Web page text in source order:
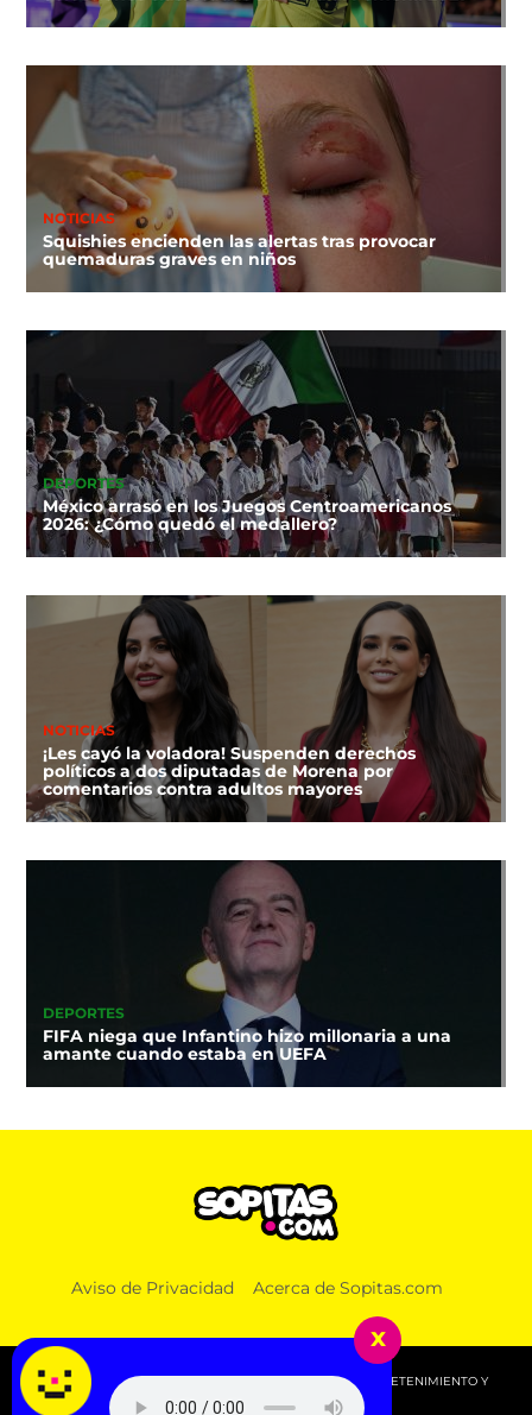
NOTICIAS
Squishies encienden las alertas tras provocar
quemaduras graves en niños
DEPORTES
México arrasó en los Juegos Centroamericanos
2026: ¿Cómo quedó el medallero?
NOTICIAS
¡Les cayó la voladora! Suspenden derechos
políticos a dos diputadas de Morena por
comentarios contra adultos mayores
DEPORTES
FIFA niega que Infantino hizo millonaria a una
amante cuando estaba en UEFA
Aviso de Privacidad Acerca de Sopitas.com
© 2026 SOPITAS.COM - MÚSICA, NOTICIAS, DEPORTES, ENTRETENIMIENTO Y
MÁS!.
x